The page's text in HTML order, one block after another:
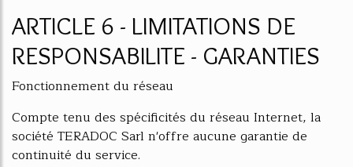
ARTICLE 6 - LIMITATIONS DE
RESPONSABILITE - GARANTIES
Fonctionnement du réseau
Compte tenu des spécificités du réseau Internet, la
société TERADOC Sarl n'offre aucune garantie de
continuité du service.